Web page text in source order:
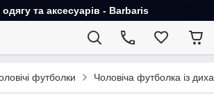
одягу та аксесуарів - Barbaris
футболки Чоловіча футболка із